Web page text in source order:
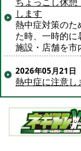
します
熱中症対策のた
た時、一時的に
施設・店舗を市
2026年05月21日
熱中症に注意し